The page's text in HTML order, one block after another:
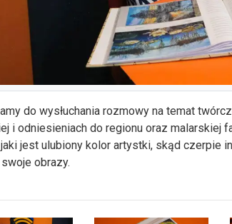
do wysłuchania rozmowy na temat
i odniesieniach do regionu oraz malarskiej
jest ulubiony kolor artystki, skąd czerpie
obrazy.